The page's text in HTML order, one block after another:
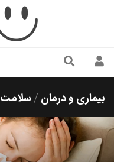
سبک زندگی
زیبایی و آرایش
شیک پوشی
بیماری و درمان /سلامت